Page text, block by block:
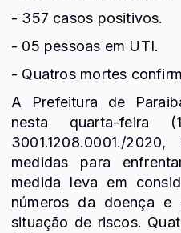
- 357 casos positivos.
- 05 pessoas em UTI.
- Quatros mortes
A Prefeitura de
nesta quarta-feira
3001.1208.0001./
medidas para
medida leva em
números da doença e
situação de riscos.